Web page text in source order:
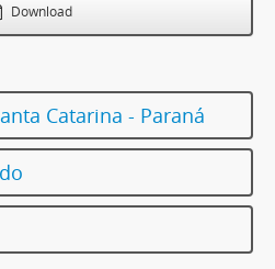
Download
Catarina - Paraná